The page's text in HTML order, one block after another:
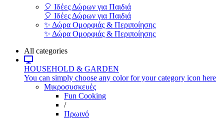
🎈 Ιδέες Δώρων για Παιδιά
🎈 Ιδέες Δώρων για Παιδιά
✨ Δώρα Ομορφιάς & Περιποίησης
✨ Δώρα Ομορφιάς & Περιποίησης
All categories
HOUSEHOLD & GARDEN
You can simply choose any color for your category icon here
Μικροσυσκευές
Fun Cooking
/
Πρωινό